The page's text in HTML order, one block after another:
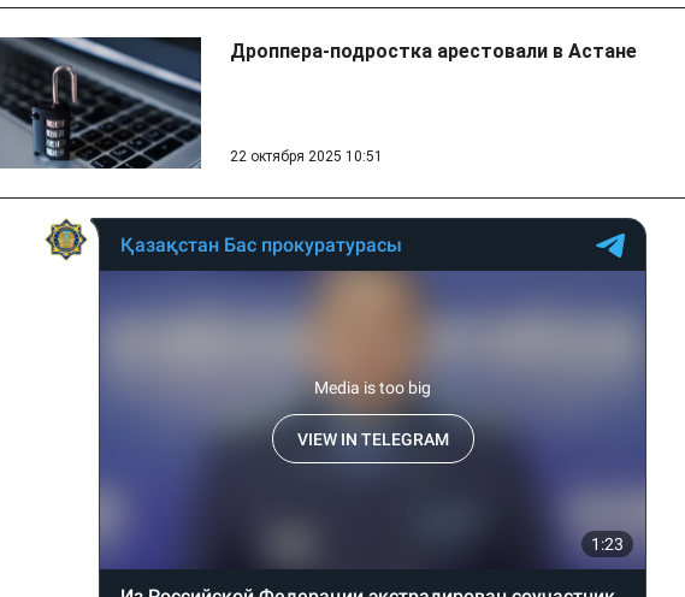
Дроппера-подростка арестовали в Астане
22 октября 2025 10:51